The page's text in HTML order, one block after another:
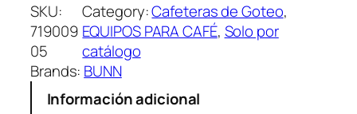
SKU:
719009
05
Category:Cafeteras de Goteo
EQUIPOS PARA CAFÉ, Solo por
catálogo
Brands: BUNN
Información adicional